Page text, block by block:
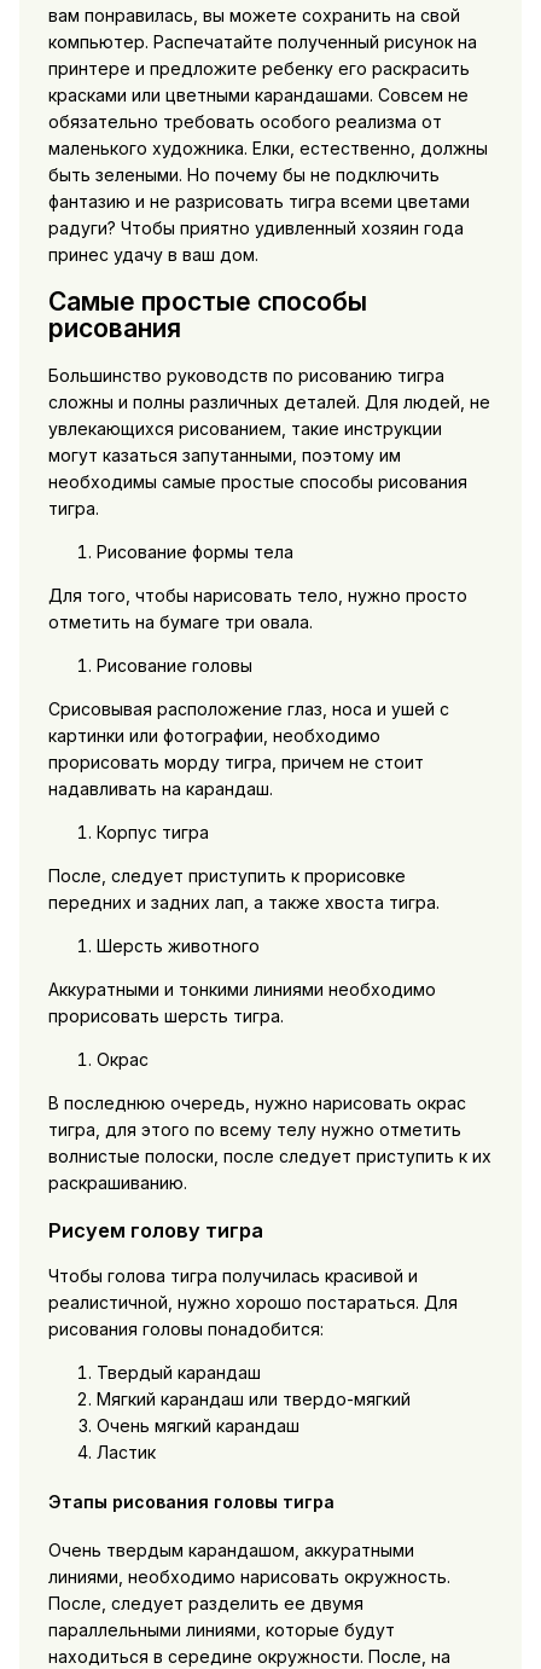
вам понравилась, вы можете сохранить на свой
компьютер. Распечатайте полученный рисунок на
принтере и предложите ребенку его раскрасить
красками или цветными карандашами. Совсем не
обязательно требовать особого реализма от
маленького художника. Елки, естественно, должны
быть зелеными. Но почему бы не подключить
фантазию и не разрисовать тигра всеми цветами
радуги? Чтобы приятно удивленный хозяин года
принес удачу в ваш дом.
Самые простые способы
рисования
Большинство руководств по рисованию тигра
сложны и полны различных деталей. Для людей, не
увлекающихся рисованием, такие инструкции
могут казаться запутанными, поэтому им
необходимы самые простые способы рисования
тигра.
Рисование формы тела
Для того, чтобы нарисовать тело, нужно просто
отметить на бумаге три овала.
Рисование головы
Срисовывая расположение глаз, носа и ушей с
картинки или фотографии, необходимо
прорисовать морду тигра, причем не стоит
надавливать на карандаш.
Корпус тигра
После, следует приступить к прорисовке
передних и задних лап, а также хвоста тигра.
Шерсть животного
Аккуратными и тонкими линиями необходимо
прорисовать шерсть тигра.
Окрас
В последнюю очередь, нужно нарисовать окрас
тигра, для этого по всему телу нужно отметить
волнистые полоски, после следует приступить к их
раскрашиванию.
Рисуем голову тигра
Чтобы голова тигра получилась красивой и
реалистичной, нужно хорошо постараться. Для
рисования головы понадобится:
Твердый карандаш
Мягкий карандаш или твердо-мягкий
Очень мягкий карандаш
Ластик
Этапы рисования головы тигра
Очень твердым карандашом, аккуратными
линиями, необходимо нарисовать окружность.
После, следует разделить ее двумя
параллельными линиями, которые будут
находиться в середине окружности. После, на